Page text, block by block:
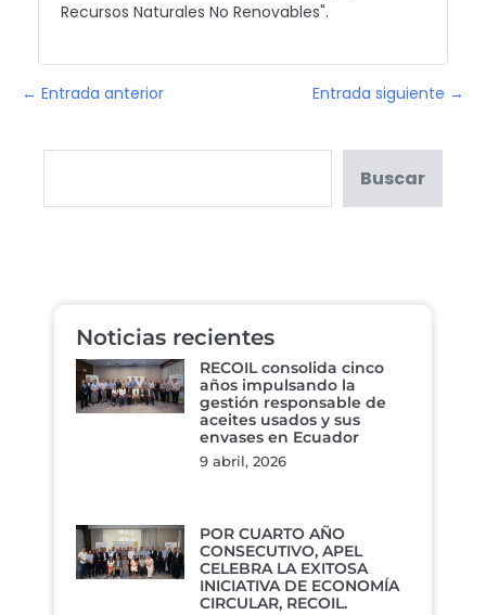
Recursos Naturales No Renovables".
← Entrada anterior Entrada siguiente →
Buscar
Noticias recientes
RECOIL consolida cinco
años impulsando la
gestión responsable de
aceites usados y sus
envases en Ecuador
9 abril, 2026
POR CUARTO AÑO
CONSECUTIVO, APEL
CELEBRA LA EXITOSA
INICIATIVA DE ECONOMÍA
CIRCULAR, RECOIL.